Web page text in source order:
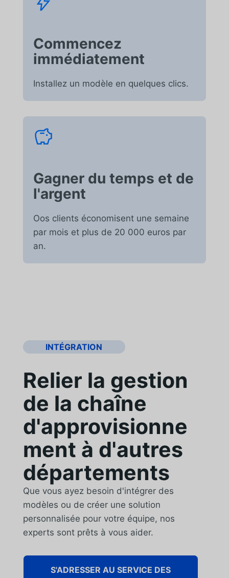
Commencez
immédiatement
Installez un modèle en quelques clics.
Gagner du temps et de
l'argent
O os clients économisent une semaine
par mois et plus de 20 000 euros par
an.
INTÉGRATION
Relier la gestion
de la chaîne
d'approvisionne
ment à d'autres
départements
Que vous ayez besoin d'intégrer des
modèles ou de créer une solution
personnalisée pour votre équipe, nos
experts sont prêts à vous aider.
S'ADRESSER AU SERVICE DES